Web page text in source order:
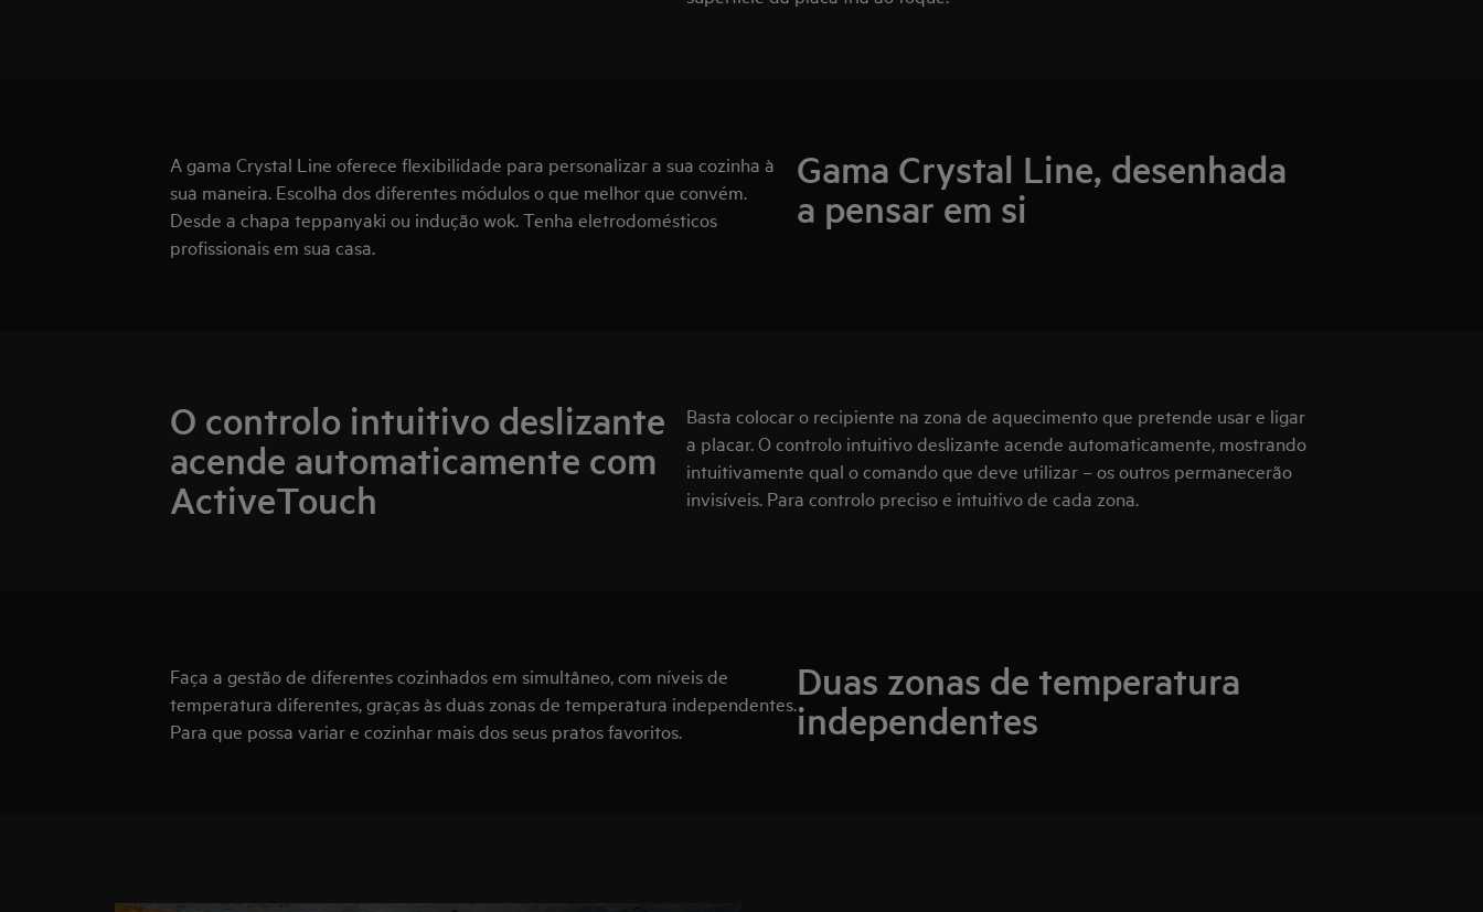
Gama Crystal Line, desenhada
a pensar em si
A gama Crystal Line oferece flexibilidade para personalizar a sua cozinha à
sua maneira. Escolha dos diferentes módulos o que melhor que convém.
Desde a chapa teppanyaki ou indução wok. Tenha eletrodomésticos
profissionais em sua casa.
O controlo intuitivo deslizante
acende automaticamente com
ActiveTouch
Basta colocar o recipiente na zona de aquecimento que pretende usar e ligar
a placar. O controlo intuitivo deslizante acende automaticamente, mostrando
intuitivamente qual o comando que deve utilizar – os outros permanecerão
invisíveis. Para controlo preciso e intuitivo de cada zona.
Duas zonas de temperatura
independentes
Faça a gestão de diferentes cozinhados em simultâneo, com níveis de
temperatura diferentes, graças às duas zonas de temperatura independentes.
Para que possa variar e cozinhar mais dos seus pratos favoritos.